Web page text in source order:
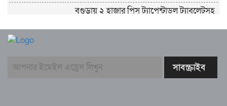
বগুড়ায় ২ হাজার পিস ট্যাপেন্টাডল ট্যাবলেটসহ
নরসিংদীর শিবপুরে তিনটি গরুকে বিষ খাইয়ে